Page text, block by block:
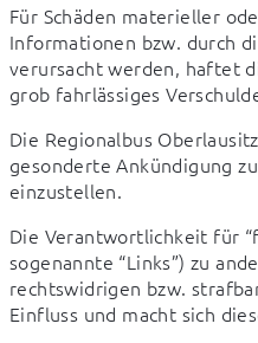
Für Schäden materieller
Informationen bzw. durch
verursacht werden, haftet
grob fahrlässiges
Die Regionalbus
gesonderte Ankündigung
einzustellen.
Die Verantwortlichkeit für
sogenannte “Links”) zu
rechtswidrigen bzw.
Einfluss und macht sich